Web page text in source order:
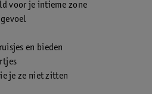
voor je intieme zone
en bieden
je ze niet zitten